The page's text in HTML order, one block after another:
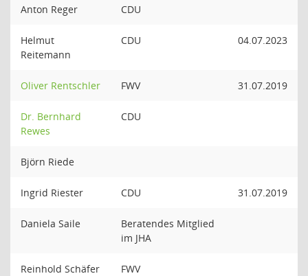
Anton Reger CDU
Helmut
Reitemann
CDU 04.07.2023
Oliver Rentschler FWV 31.07.2019
Dr. Bernhard
Rewes
CDU
Björn Riede
Ingrid Riester CDU 31.07.2019
Daniela Saile
Beratendes Mitglied
im JHA
Reinhold Schäfer FWV